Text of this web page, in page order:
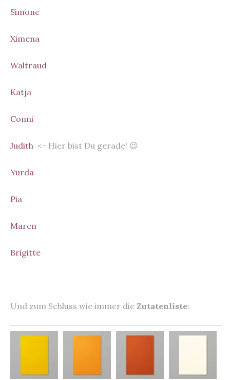
Simone
Ximena
Waltraud
Katja
Conni
Judith <- Hier bist Du gerade! 😉
Yurda
Pia
Maren
Brigitte
Und zum Schluss wie immer die Zutatenliste: